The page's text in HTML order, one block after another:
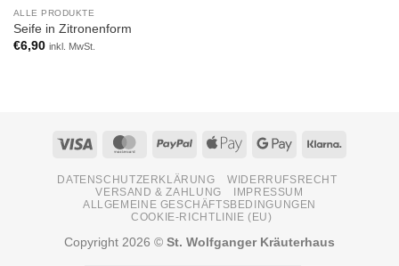
NICHT VORRÄTIG
ALLE PRODUKTE
Seife in Zitronenform
€6,90 inkl. MwSt.
Visa MasterCardPayPal
Apple
Google
DATENSCHUTZERKLÄRUNG
WIDERRUFSRECHT
VERSAND & ZAHLUNG
IMPRESSUM
ALLGEMEINE GESCHÄFTSBEDINGUNGEN
COOKIE-RICHTLINIE (EU)
Copyright 2026 © St. Wolfganger Kräuterhaus